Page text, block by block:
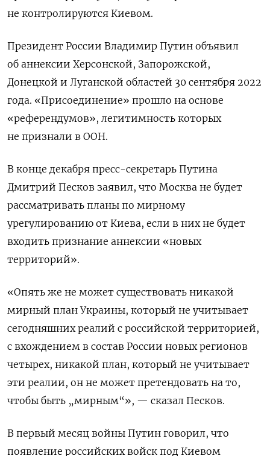
не контролируются Киевом.
Президент России Владимир Путин объявил
об аннексии Херсонской, Запорожской,
Донецкой и Луганской областей 30 сентября 2022
года. «Присоединение» прошло на основе
«референдумов», легитимность которых
не признали в ООН.
В конце декабря пресс-секретарь Путина
Дмитрий Песков заявил, что Москва не будет
рассматривать планы по мирному
урегулированию от Киева, если в них не будет
входить признание аннексии «новых
территорий».
«Опять же не может существовать никакой
мирный план Украины, который не учитывает
сегодняшних реалий с российской территорией,
с вхождением в состав России новых регионов
четырех, никакой план, который не учитывает
эти реалии, он не может претендовать на то,
чтобы быть „мирным“», — сказал Песков.
В первый месяц войны Путин говорил, что
появление российских войск под Киевом